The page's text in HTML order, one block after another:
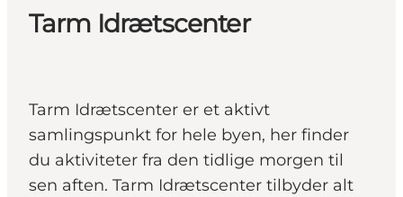
Vores Byer
Tarm Idrætscenter
Tarm Idrætscenter er et aktivt
samlingspunkt for hele byen, her finder
du aktiviteter fra den tidlige morgen til
sen aften. Tarm Idrætscenter tilbyder alt